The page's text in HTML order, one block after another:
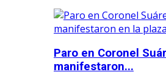
Paro en Coronel
manifestaron...